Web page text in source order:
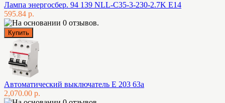
Лампа энергосбер. 94 139 NLL-C35-3-230-2.7K E14
595.84 р.
Автоматический выключатель E 203 63а
2,070.00 р.